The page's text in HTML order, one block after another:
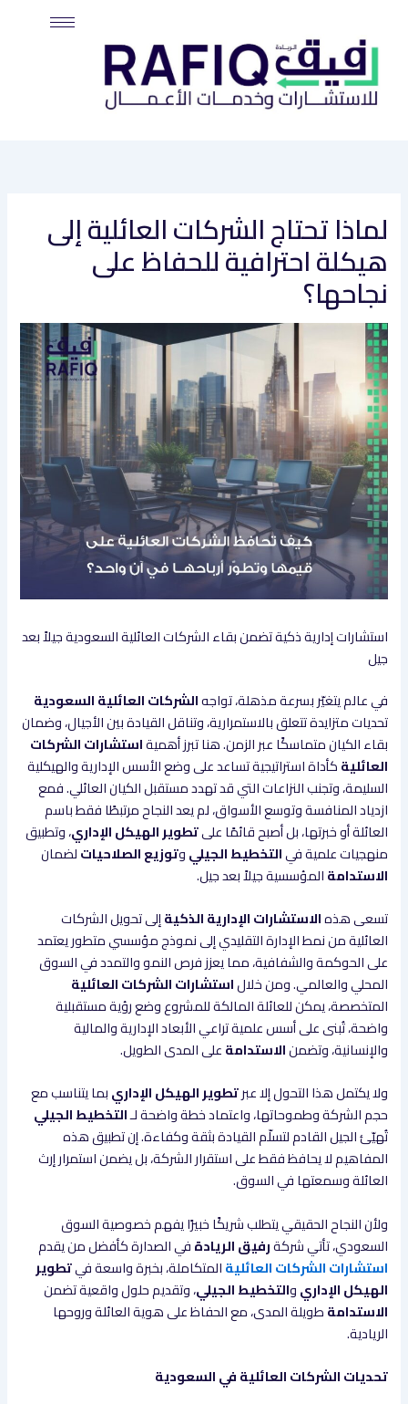
المحتوى
لماذا تحتاج الشركات العائلية إلى
هيكلة احترافية للحفاظ على
نجاحها؟
استشارات إدارية ذكية تضمن بقاء الشركات العائلية السعودية جيلاً بعد
جيل
في عالم يتغيّر بسرعة مذهلة، تواجهالشركات العائلية السعودية
تحديات متزايدة تتعلق بالاستمرارية، وتناقل القيادة بين الأجيال، وضمان
بقاء الكيان متماسكًا عبر الزمن. هنا تبرز أهميةاستشارات الشركات
العائليةكأداة استراتيجية تساعد على وضع الأسس الإدارية والهيكلية
السليمة، وتجنب النزاعات التي قد تهدد مستقبل الكيان العائلي. فمع
ازدياد المنافسة وتوسع الأسواق، لم يعد النجاح مرتبطًا فقط باسم
العائلة أو خبرتها، بل أصبح قائمًا علىتطوير الهيكل الإداري، وتطبيق
منهجيات علمية فيالتخطيط الجيليوتوزيع الصلاحياتلضمان
الاستدامةالمؤسسية جيلاً بعد جيل.
تسعى هذهالاستشارات الإدارية الذكيةإلى تحويل الشركات
العائلية من نمط الإدارة التقليدي إلى نموذج مؤسسي متطور يعتمد
على الحوكمة والشفافية، مما يعزز فرص النمو والتمدد في السوق
المحلي والعالمي. ومن خلالاستشارات الشركات العائلية
المتخصصة، يمكن للعائلة المالكة للمشروع وضع رؤية مستقبلية
واضحة، تُبنى على أسس علمية تراعي الأبعاد الإدارية والمالية
والإنسانية، وتضمنالاستدامةعلى المدى الطويل.
ولا يكتمل هذا التحول إلا عبرتطوير الهيكل الإداريبما يتناسب مع
حجم الشركة وطموحاتها، واعتماد خطة واضحة لـالتخطيط الجيلي
تُهيّئ الجيل القادم لتسلّم القيادة بثقة وكفاءة. إن تطبيق هذه
المفاهيم لا يحافظ فقط على استقرار الشركة، بل يضمن استمرار إرث
العائلة وسمعتها في السوق.
ولأن النجاح الحقيقي يتطلب شريكًا خبيرًا يفهم خصوصية السوق
السعودي، تأتي شركةرفيق الريادةفي الصدارة كأفضل من يقدم
استشارات الشركات العائليةالمتكاملة، بخبرة واسعة فيتطوير
الهيكل الإداريوالتخطيط الجيلي، وتقديم حلول واقعية تضمن
الاستدامةطويلة المدى، مع الحفاظ على هوية العائلة وروحها
الريادية.
تحديات الشركات العائلية في السعودية